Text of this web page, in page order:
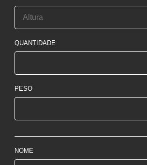
QUANTIDADE
PESO
NOME